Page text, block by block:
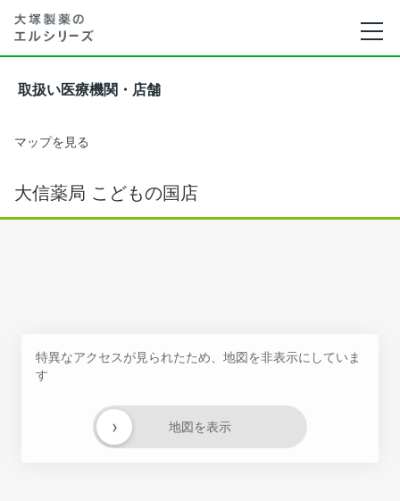
取扱い医療機関・店舗
マップを見る
大信薬局 こどもの国店
特異なアクセスが見られたため、地図を非表示にしていま
す
地図を表示
›